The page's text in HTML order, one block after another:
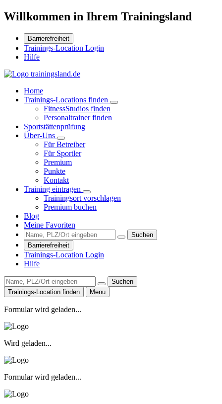
Willkommen in Ihrem Trainingsland
Barrierefreiheit
Trainings-Location Login
Hilfe
Home
Trainings-Locations finden
FitnessStudios finden
Personaltrainer finden
Sportstättenprüfung
Über-Uns
Für Betreiber
Für Sportler
Premium
Punkte
Kontakt
Training eintragen
Trainingsort vorschlagen
Premium buchen
Blog
Meine Favoriten
Suchen
Barrierefreiheit
Trainings-Location Login
Hilfe
Suchen
Trainings-Location finden
Menu
Formular wird geladen...
Wird geladen...
Formular wird geladen...